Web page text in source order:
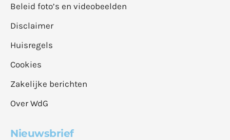
Beleid foto’s en videobeelden
Disclaimer
Huisregels
Cookies
Zakelijke berichten
Over WdG
Nieuwsbrief